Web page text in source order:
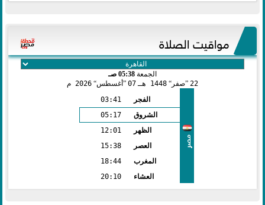
مواقيت الصلاة
الجمعة 05:38 صـ
22 صفر 1448 هـ 07 أغسطس 2026 م
مصر
الفجر
03:41
الشروق
05:17
الظهر
12:01
العصر
15:38
المغرب
18:44
العشاء
20:10